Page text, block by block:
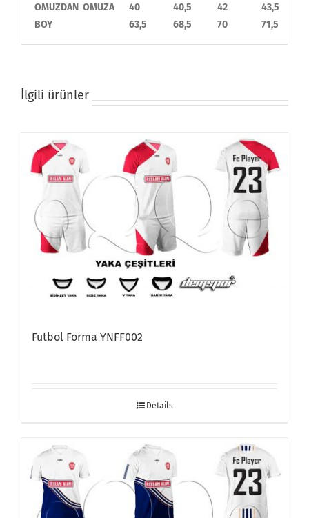
OMUZDAN OMUZA
40 40,5 42 43,5
BOY
63,5 68,5 70 71,5
İlgili ürünler
Futbol Forma YNFF002
Details